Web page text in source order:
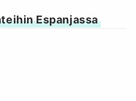
Espanjassa